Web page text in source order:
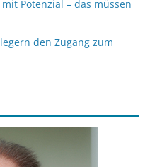
Potenzial – das müssen
den Zugang zum